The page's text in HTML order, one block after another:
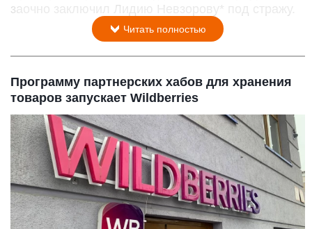
заочно заключил Лидию Невзорову* под стражу.
Читать полностью
Программу партнерских хабов для хранения
товаров запускает Wildberries